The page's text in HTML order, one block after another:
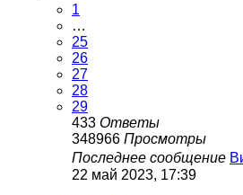
1
…
25
26
27
28
29
433 Ответы
348966 Просмотры
Последнее сообщение
22 май 2023, 17:39